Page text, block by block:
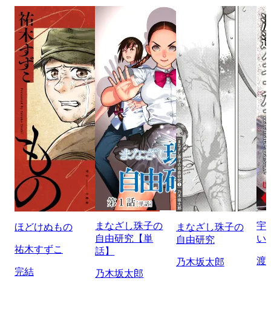
ほどけぬもの
祐木すずこ
完結
まなざし珠子の
自由研究【単
話】
乃木坂太郎
まなざし珠子の
自由研究
乃木坂太郎
宇
い
渡